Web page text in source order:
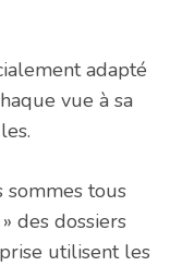
adapté
vue à sa
sommes tous
des dossiers
utilisent les